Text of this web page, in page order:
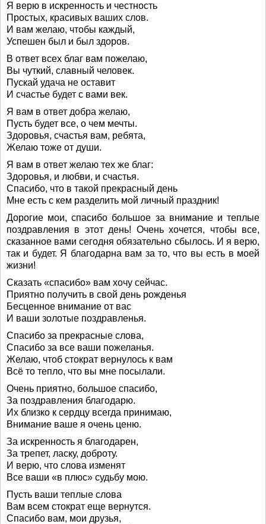
Я верю в искренность и честность
Простых, красивых ваших слов.
И вам желаю, чтобы каждый,
Успешен был и был здоров.
В ответ всех благ вам пожелаю,
Вы чуткий, славный человек.
Пускай удача не оставит
И счастье будет с вами век.
Я вам в ответ добра желаю,
Пусть будет все, о чем мечты.
Здоровья, счастья вам, ребята,
Желаю тоже от души.
Я вам в ответ желаю тех же благ:
Здоровья, и любви, и счастья.
Спасибо, что в такой прекрасный день
Мне есть с кем разделить мой личный праздник!
Дорогие мои, спасибо большое за внимание и теплые
поздравления в этот день! Очень хочется, чтобы все,
сказанное вами сегодня обязательно сбылось. И я верю,
так и будет. Я благодарна вам за то, что вы есть в моей
жизни!
Сказать «спасибо» вам хочу сейчас.
Приятно получить в свой день рожденья
Бесценное внимание от вас
И ваши золотые поздравленья.
Спасибо за прекрасные слова,
Спасибо за все ваши пожеланья.
Желаю, чтоб стократ вернулось к вам
Всё то тепло, что вы мне посылали.
Очень приятно, большое спасибо,
За поздравления благодарю.
Их близко к сердцу всегда принимаю,
Внимание ваше я очень ценю.
За искренность я благодарен,
За трепет, ласку, доброту.
И верю, что слова изменят
Все ваши «в плюс» судьбу мою.
Пусть ваши теплые слова
Вам всем стократ еще вернутся.
Спасибо вам, мои друзья,